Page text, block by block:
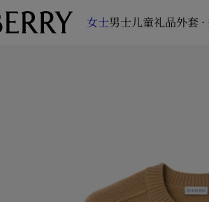
女士男士儿童礼品外套